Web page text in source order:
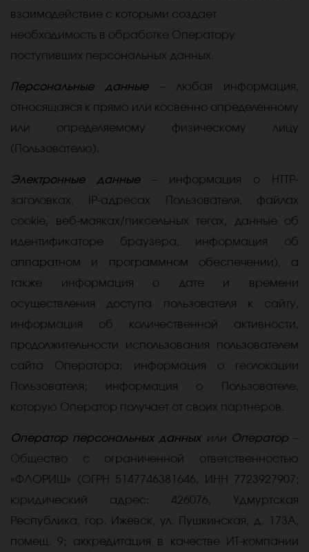
взаимодействие с которыми создает
необходимость в обработке Оператору
поступивших персональных данных.
Персональные данные –
любая информация,
относящаяся к прямо или косвенно определенному
или определяемому физическому лицу
(Пользователю).
Электронные данные – информация о
HTTP-
заголовках, IP-адресах Пользователя, файлах
cookie, веб-маяках/пиксельных тегах, данные об
идентификаторе браузера, информация об
аппаратном и программном обеспечении), а
также информация о дате и времени
осуществления доступа пользователя к сайту,
информация об количественной активности,
продолжительности использования пользователем
сайта Оператора; информация о геолокации
Пользователя; информация о Пользователе,
которую Оператор получает от своих партнеров.
Оператор персональных данных или Оператор –
Общество с ограниченной ответственностью
«ФЛОРИШ» (ОГРН
5147746381646, ИНН 7723927907;
юридический адрес:
426076, Удмуртская
Республика, гор. Ижевск, ул. Пушкинская, д. 173А,
помещ. 9; аккредитация в качестве ИТ-компании